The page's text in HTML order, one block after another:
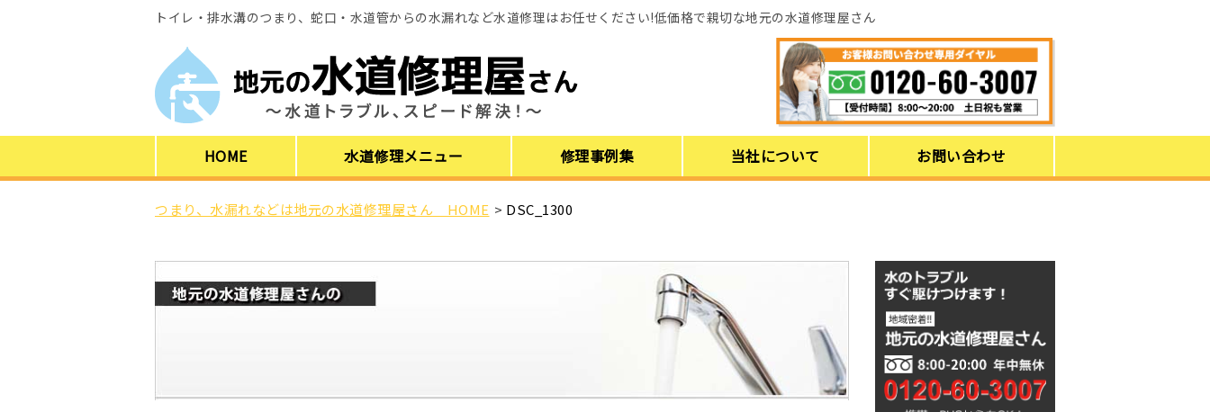
トイレ・排水溝のつまり、蛇口・水道管からの水漏れなど水道修理はお任せください!低価格で親切な地元の水道修理屋さん
HOME 水道修理メニュー 修理事例集 当社について お問い合わせ
つまり、水漏れなどは地元の水道修理屋さん HOME > DSC_1300